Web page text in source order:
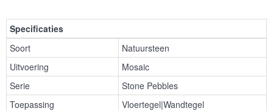
Specificaties
Soort
Natuursteen
Uitvoering
Mosaic
Serie
Stone Pebbles
Toepassing
Vloertegel|Wandtegel